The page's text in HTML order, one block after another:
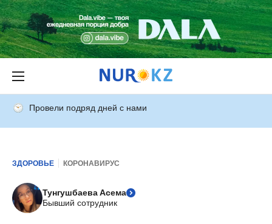
Провели подряд дней с нами
ЗДОРОВЬЕ КОРОНАВИРУС
Тунгушбаева Асема
Бывший сотрудник